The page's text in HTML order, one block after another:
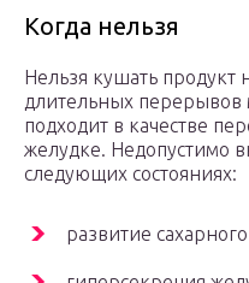
Когда нельзя
Нельзя кушать продукт
длительных перерывов
подходит в качестве
желудке. Недопустимо
следующих состояниях:
развитие